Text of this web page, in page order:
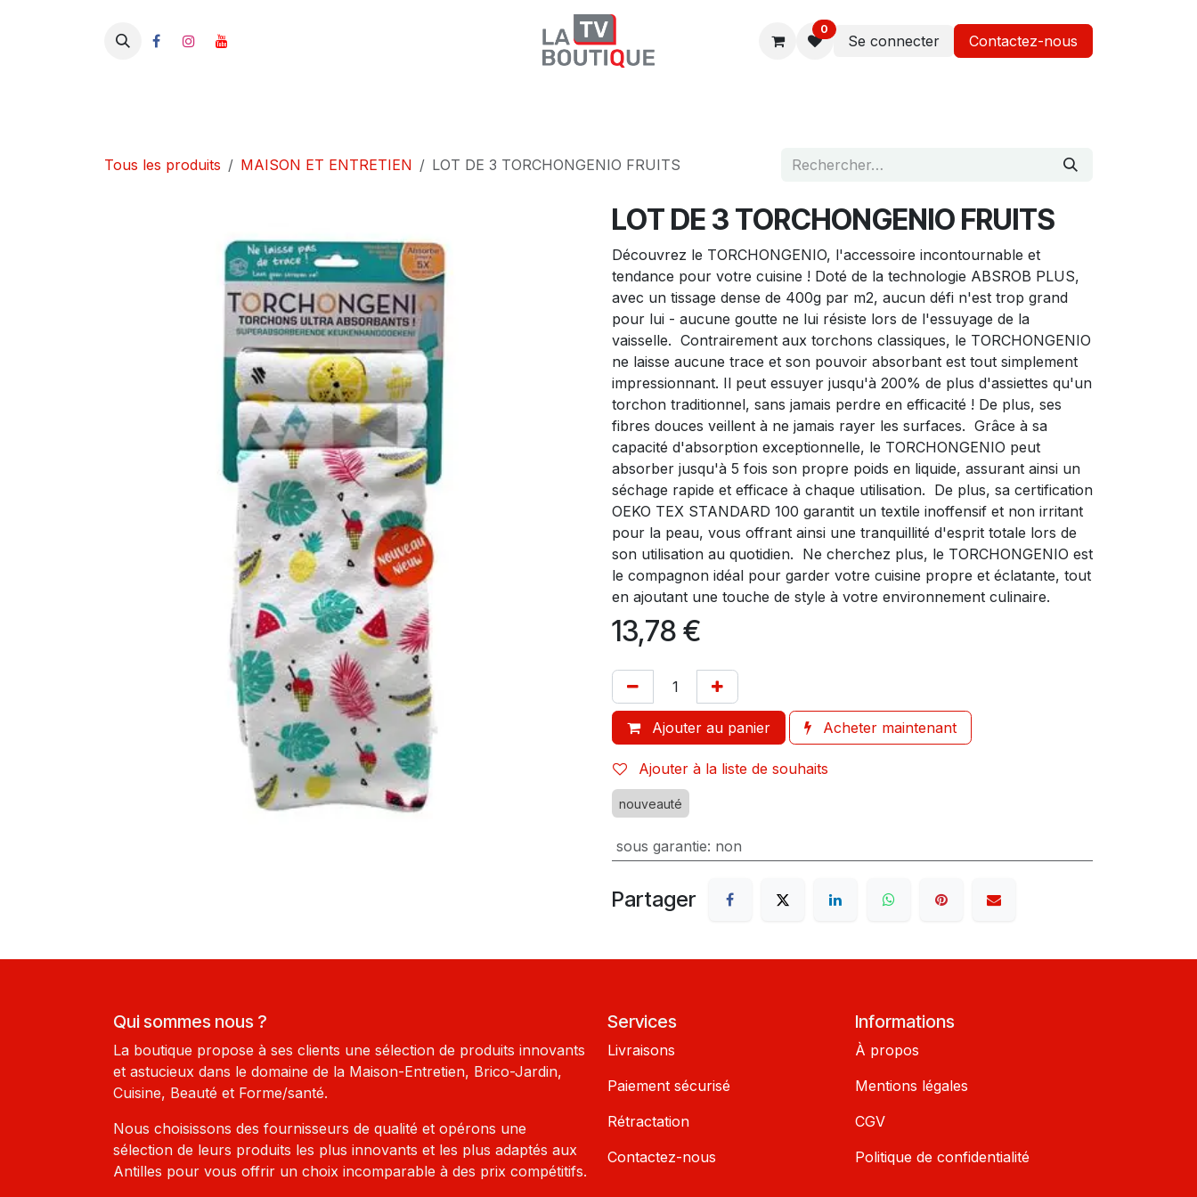
0
Se connecter Contactez-nous
Tous les produits MAISON ET ENTRETIEN LOT DE 3 TORCHONGENIO FRUITS
LOT DE 3 TORCHONGENIO FRUITS
Découvrez le TORCHONGENIO, l'accessoire incontournable et
tendance pour votre cuisine ! Doté de la technologie ABSROB PLUS,
avec un tissage dense de 400g par m2, aucun défi n'est trop grand
pour lui - aucune goutte ne lui résiste lors de l'essuyage de la
vaisselle. Contrairement aux torchons classiques, le TORCHONGENIO
ne laisse aucune trace et son pouvoir absorbant est tout simplement
impressionnant. Il peut essuyer jusqu'à 200% de plus d'assiettes qu'un
torchon traditionnel, sans jamais perdre en efficacité ! De plus, ses
fibres douces veillent à ne jamais rayer les surfaces. Grâce à sa
capacité d'absorption exceptionnelle, le TORCHONGENIO peut
absorber jusqu'à 5 fois son propre poids en liquide, assurant ainsi un
séchage rapide et efficace à chaque utilisation. De plus, sa certification
OEKO TEX STANDARD 100 garantit un textile inoffensif et non irritant
pour la peau, vous offrant ainsi une tranquillité d'esprit totale lors de
son utilisation au quotidien. Ne cherchez plus, le TORCHONGENIO est
le compagnon idéal pour garder votre cuisine propre et éclatante, tout
en ajoutant une touche de style à votre environnement culinaire.
13,78 €
Ajouter au panier Acheter maintenant
Ajouter à la liste de souhaits
nouveauté
sous garantie: non
Partager
Informations
À propos
Mentions légales
CGV
Politique de confidentialité
Services
Livraisons
Paiement sécurisé
Rétractation
Contactez-nous
Qui sommes nous ?
La boutique propose à ses clients une sélection de produits innovants
et astucieux dans le domaine de la Maison-Entretien, Brico-Jardin,
Cuisine, Beauté et Forme/santé.
Nous choisissons des fournisseurs de qualité et opérons une
sélection de leurs produits les plus innovants et les plus adaptés aux
Antilles pour vous offrir un choix incomparable à des prix compétitifs.